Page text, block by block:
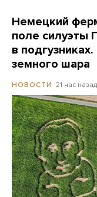
Немецкий
поле силуэты
в
земного шара
НОВОСТИ 21 час назад